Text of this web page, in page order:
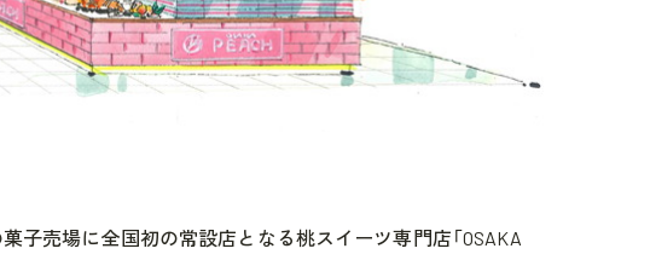
菓子売場に全国初の常設店となる桃スイーツ専門店「OSAKA